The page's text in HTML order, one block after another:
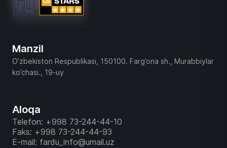
Manzil
O’zbekiston Respublikasi, 150100. Farg’ona sh., Murabbiylar
ko’chasi., 19-uy
Aloqa
Telefon: +998 73-244-44-10
Faks: +998 73-244-44-93
E-mail: fardu_info@umail.uz